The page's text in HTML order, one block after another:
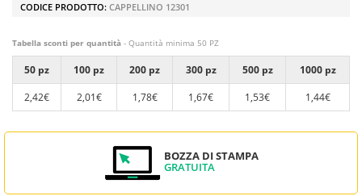
CODICE PRODOTTO: CAPPELLINO 12301
Tabella sconti per quantità - Quantità minima 50 PZ
50 pz 100 pz 200 pz 300 pz 500 pz
1000 pz
2,42€
2,01€ 1,78€ 1,67€ 1,53€ 1,44€
BOZZA DI STAMPA
GRATUITA